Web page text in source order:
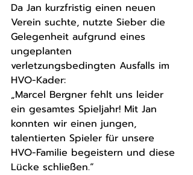
Da Jan kurzfristig einen neuen
Verein suchte, nutzte Sieber die
Gelegenheit aufgrund eines
ungeplanten
verletzungsbedingten Ausfalls im
HVO-Kader:
„Marcel Bergner fehlt uns leider
ein gesamtes Spieljahr! Mit Jan
konnten wir einen jungen,
talentierten Spieler für unsere
HVO-Familie begeistern und diese
Lücke schließen.“